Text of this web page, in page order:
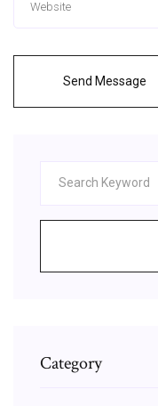
Send Message
Category